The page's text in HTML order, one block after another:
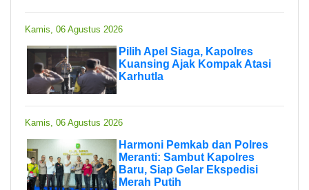
Kamis, 06 Agustus 2026
Pilih Apel Siaga, Kapolres
Kuansing Ajak Kompak Atasi
Karhutla
Kamis, 06 Agustus 2026
Harmoni Pemkab dan Polres
Meranti: Sambut Kapolres
Baru, Siap Gelar Ekspedisi
Merah Putih